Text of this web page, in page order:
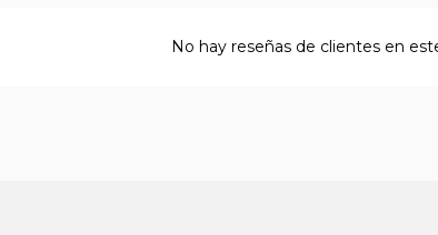
No hay reseñas de clientes en